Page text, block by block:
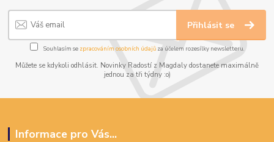
Přihlásit se
Souhlasím se zpracováním osobních údajůza účelem rozesílky newsletteru.
Můžete se kdykoli odhlásit. Novinky Radostí z Magdaly dostanete maximálně
jednou za tři týdny :o)
Informace pro Vás...